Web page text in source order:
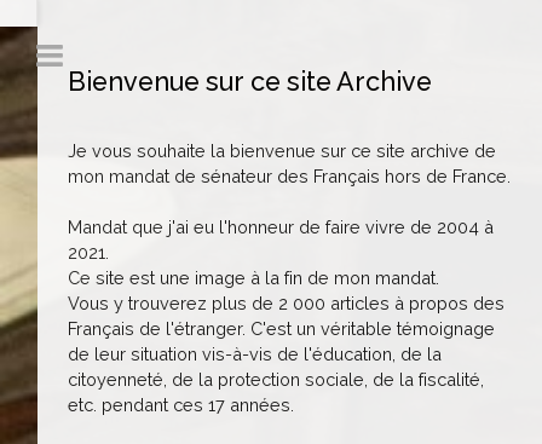
Bienvenue sur ce site Archive
Je vous souhaite la bienvenue sur ce site archive de
mon mandat de sénateur des Français hors de France.
Mandat que j'ai eu l'honneur de faire vivre de 2004 à
2021.
Ce site est une image à la fin de mon mandat.
Vous y trouverez plus de 2 000 articles à propos des
Français de l'étranger. C'est un véritable témoignage
de leur situation vis-à-vis de l'éducation, de la
citoyenneté, de la protection sociale, de la fiscalité,
etc. pendant ces 17 années.